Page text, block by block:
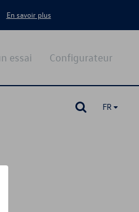
En savoir plus
Configurateur
essai
FR